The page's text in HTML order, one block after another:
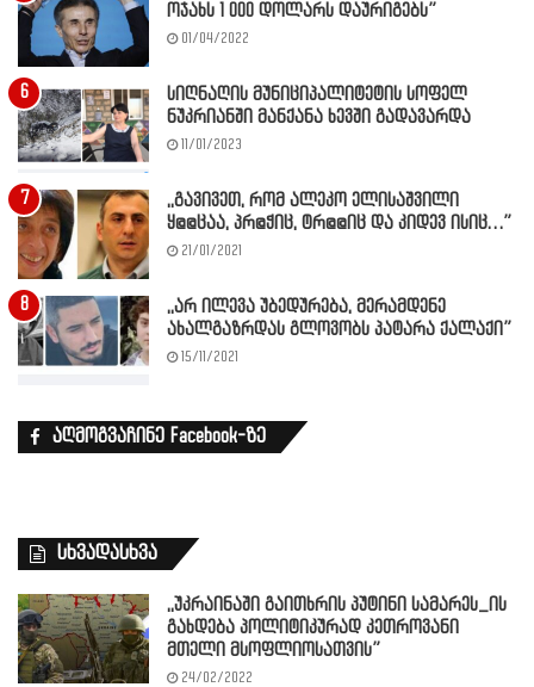
ოჯახს 1 000 დოლარს დაურიგებს”
01/04/2022
სიღნაღის მუნიციპალიტეტის სოფელ
ნუკრიანში მანქანა ხევში გადავარდა
11/01/2023
,,გავივეთ, რომ ალეკო ელისაშვილი
ყ@@ცაა, პრ@ჭიც, ტრ@@იც და კიდევ ისიც…”
21/01/2021
,,არ ილევა უბედურება, მერამდენე
ახალგაზრდას გლოვობს პატარა ქალაქი”
15/11/2021
აღმოგვაჩინე Facebook-ზე
სხვადასხვა
,,უკრაინაში გაითხრის პუტინი სამარეს_ის
გახდება პოლიტიკურად კეთროვანი
მთელი მსოფლიოსათვის”
24/02/2022